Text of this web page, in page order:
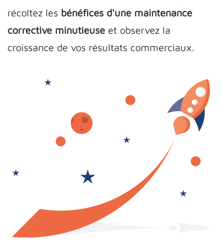
récoltez les bénéfices d'une maintenance
corrective minutieuse et observez la
croissance de vos résultats commerciaux.